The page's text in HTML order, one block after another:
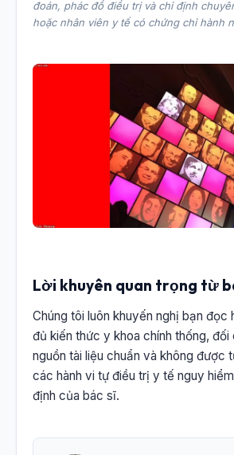
đoán, phác đồ điều trị và chỉ định
hoặc nhân viên y tế có chứng chỉ hành
Lời khuyên quan trọng từ
Chúng tôi luôn khuyến nghị bạn đọc
đủ kiến thức y khoa chính thống, đối
nguồn tài liệu chuẩn và không được
các hành vi tự điều trị y tế nguy
định của bác sĩ.